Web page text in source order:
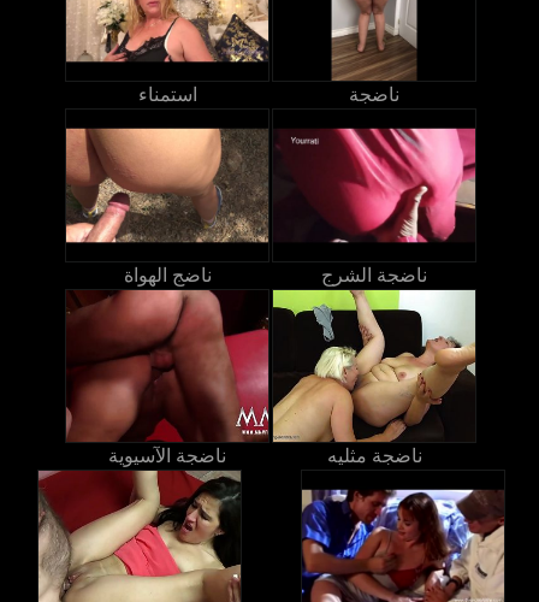
استمناء ناضجة
ناضج الهواة ناضجة الشرج
ناضجة الآسيوية ناضجة مثليه